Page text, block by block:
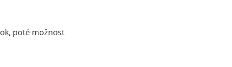
poté možnost